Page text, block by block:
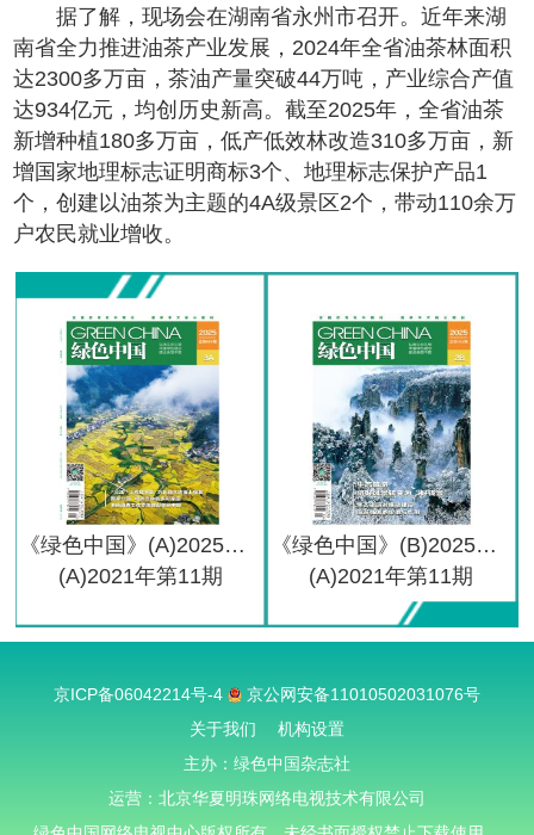
据了解，现场会在湖南省永州市召开。近年来湖
南省全力推进油茶产业发展，2024年全省油茶林面积
达2300多万亩，茶油产量突破44万吨，产业综合产值
达934亿元，均创历史新高。截至2025年，全省油茶
新增种植180多万亩，低产低效林改造310多万亩，新
增国家地理标志证明商标3个、地理标志保护产品1
个，创建以油茶为主题的4A级景区2个，带动110余万
户农民就业增收。
《绿色中国》(A)2025年第3期
(A)2021年第11期
《绿色中国》(B)2025年第2期
(A)2021年第11期
京ICP备06042214号-4
京公网安备11010502031076号
关于我们
机构设置
主办：绿色中国杂志社
运营：北京华夏明珠网络电视技术有限公司